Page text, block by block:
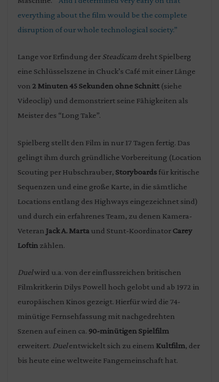
everything about the film would be the complete
disruption of our whole technological society.”
Lange vor Erfindung der Steadicam dreht Spielberg
eine Schlüsselszene in Chuck’s Café mit einer Länge
von 2 Minuten 45 Sekunden ohne Schnitt(siehe
Videoclip) und demonstriert seine Fähigkeiten als
Meister des “Long Take”.
Spielberg stellt den Film in nur 17 Tagen fertig. Das
gelingt ihm durch gründliche Vorbereitung (Location
Scouting per Hubschrauber, Storyboards für kritische
Sequenzen und eine große Karte, in die sämtliche
Locations entlang des Highways eingezeichnet sind)
und durch ein erfahrenes Team, zu denen Kamera-
Veteran Jack A. Marta und Stunt-Koordinator Carey
Loftin zählen.
Duelwird u.a. von der einflussreichen britischen
Filmkritkerin Dilys Powell hoch gelobt und ab 1972 in
europäischen Kinos gezeigt. Hierfür wird die 74-
minütige Fernsehfassung mit nachgedrehten
Szenen auf einen ca. 90-minütigen Spielfilm
erweitert. Duelentwickelt sich zu einem Kultfilm, der
bis heute eine weltweite Fangemeinschaft hat.